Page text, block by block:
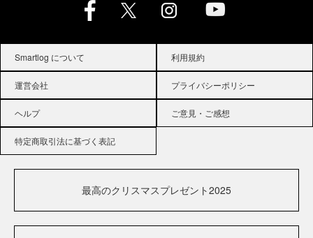
Smartlog について 利用規約
運営会社 プライバシーポリシー
ヘルプ ご意見・ご感想
特定商取引法に基づく表記
最高のクリスマスプレゼント2025